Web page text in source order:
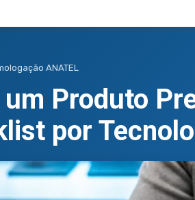
ANATEL
um Produto
por